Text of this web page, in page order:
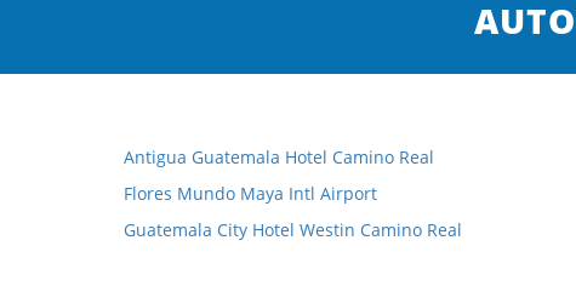
Antigua Guatemala Hotel Camino Real
Flores Mundo Maya Intl Airport
Guatemala City Hotel Westin Camino Real